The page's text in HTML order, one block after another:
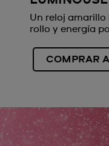
Un reloj
rollo y energía
COMPRAR